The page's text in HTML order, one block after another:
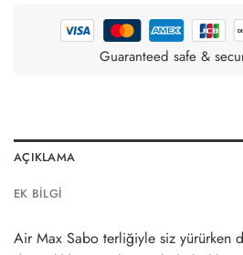
Guaranteed safe &
AÇIKLAMA
EK BILGI
Air Max Sabo terliğiyle siz yürürken